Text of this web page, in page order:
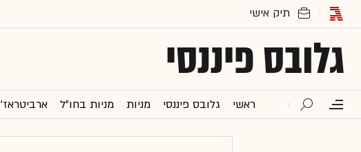
גלובס פיננסי
ראשי גלובס פיננסי מניות מניות בחו"ל ארביטראז'